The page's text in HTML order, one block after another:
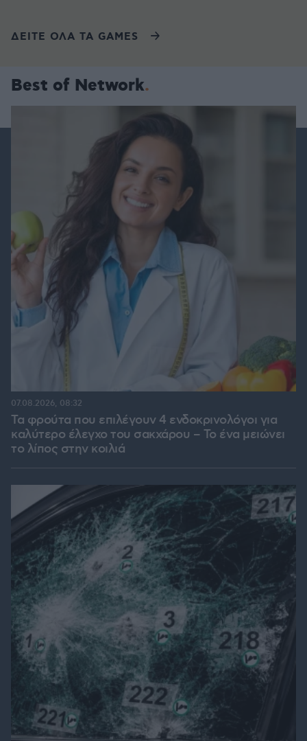
ΔΕΙΤΕ ΟΛΑ ΤΑ GAMES
Best of Network
Τα φρούτα που επιλέγουν 4 ενδοκρινολόγοι για
καλύτερο έλεγχο του σακχάρου – Το ένα μειώνει
το λίπος στην κοιλιά
07.08.2026, 08:32